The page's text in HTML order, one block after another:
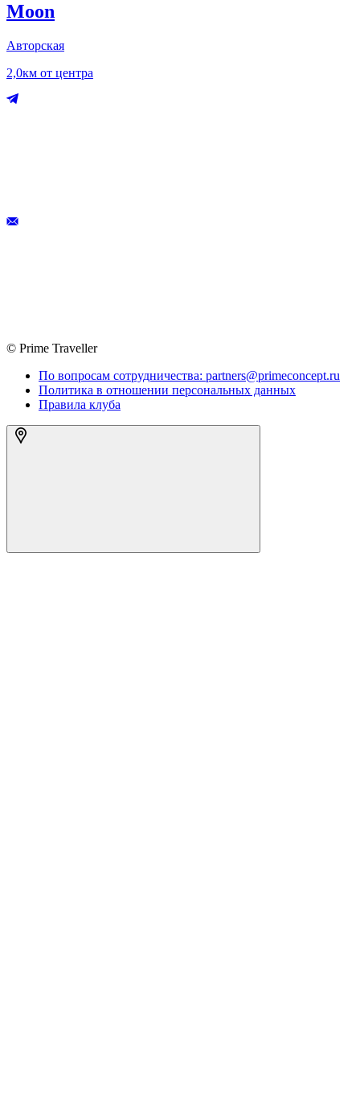
Moon
Авторская
2,0км от центра
© Prime Traveller
По вопросам сотрудничества: partners@primeconcept.ru
Политика в отношении персональных данных
Правила клуба